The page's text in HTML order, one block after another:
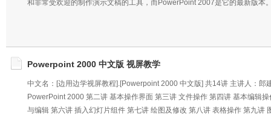
和非常受欢迎的制作演示文稿的工具，而PowerPoint 2007是它的最新版本
Powerpoint 2000 中文版 视屏教学
中文名：[边用边学视屏教程].[Powerpoint 2000 中文版] 共14讲 主讲人：郎
PowerPoint 2000 第二讲 基本操作界面 第三讲 文件操作 第四讲 基本编辑
与编辑 第六讲 插入幻灯片组件 第七讲 绘图及修改 第八讲 表格操作 第九讲